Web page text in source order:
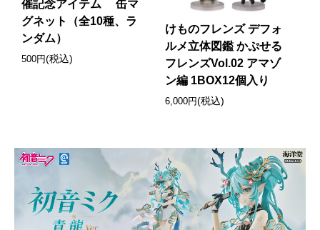
催記念アイテム 缶マ
グネット（全10種、ラ
ンダム）
500円(税込)
けものフレンズ デフォ
ルメ立体図鑑 かぷせる
フレンズVol.02 アマゾ
ン編 1BOX12個入り
6,000円(税込)